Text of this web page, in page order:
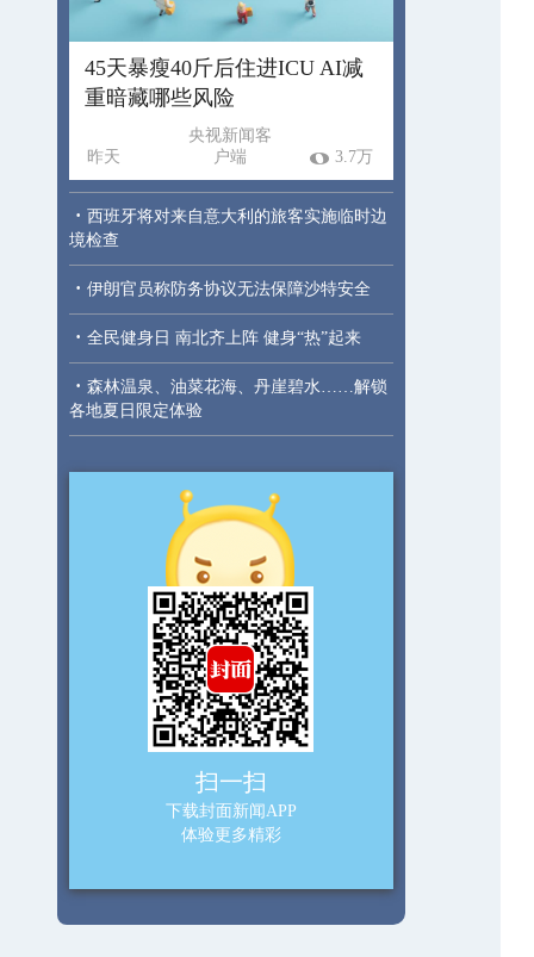
45天暴瘦40斤后住进ICU AI减
重暗藏哪些风险
昨天
央视新闻客
户端
3.7万
· 西班牙将对来自意大利的旅客实施临时边
境检查
· 伊朗官员称防务协议无法保障沙特安全
· 全民健身日 南北齐上阵 健身“热”起来
· 森林温泉、油菜花海、丹崖碧水……解锁
各地夏日限定体验
扫一扫
下载封面新闻APP
体验更多精彩